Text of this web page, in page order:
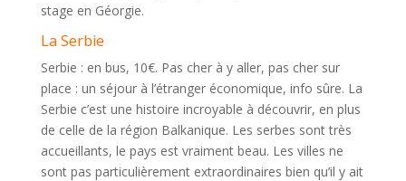
stage en Géorgie.
La Serbie
Serbie : en bus, 10€. Pas cher à y aller, pas cher sur
place : un séjour à l’étranger économique, info sûre. La
Serbie c’est une histoire incroyable à découvrir, en plus
de celle de la région Balkanique. Les serbes sont très
accueillants, le pays est vraiment beau. Les villes ne
sont pas particulièrement extraordinaires bien qu’il y ait